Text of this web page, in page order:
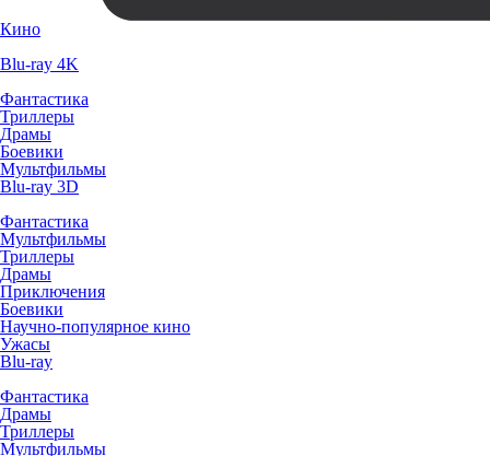
Кино
Blu-ray 4K
Фантастика
Триллеры
Драмы
Боевики
Мультфильмы
Blu-ray 3D
Фантастика
Мультфильмы
Триллеры
Драмы
Приключения
Боевики
Научно-популярное кино
Ужасы
Blu-ray
Фантастика
Драмы
Триллеры
Мультфильмы